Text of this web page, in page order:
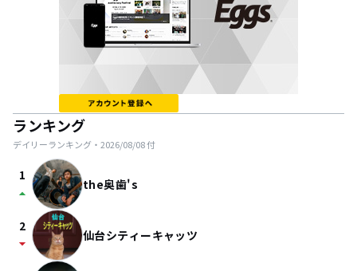
ランキング
デイリーランキング・ 2026/08/08付
1
arrow_drop_up the奥歯's
2
arrow_drop_down 仙台シティーキャッツ